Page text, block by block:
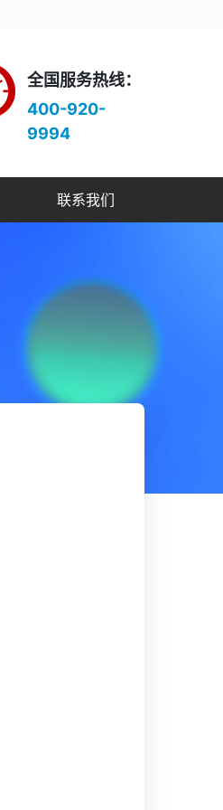
全国服务热线：
400-920-
9994
联系我们